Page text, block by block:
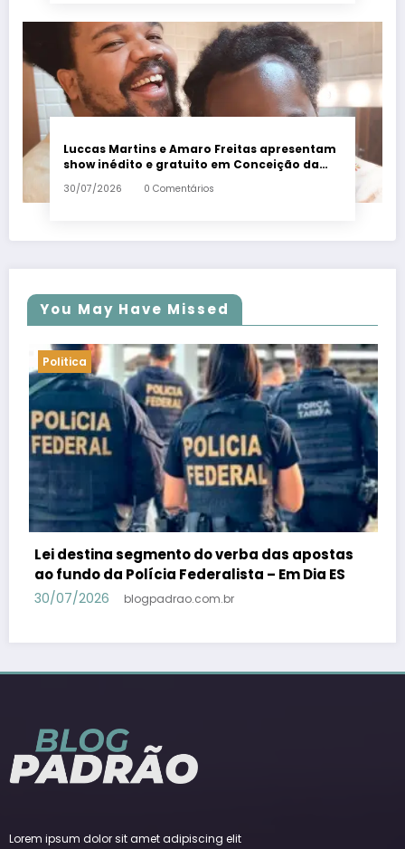
Luccas Martins e Amaro Freitas apresentam
show inédito e gratuito em Conceição da
Barra – Em Dia ES
30/07/2026 0 Comentários
You May Have Missed
apostas
Dia ES
Politica
PSB confirma Geraldo Alckmin
candidato a vice-presidente na
Lula – Em Dia ES